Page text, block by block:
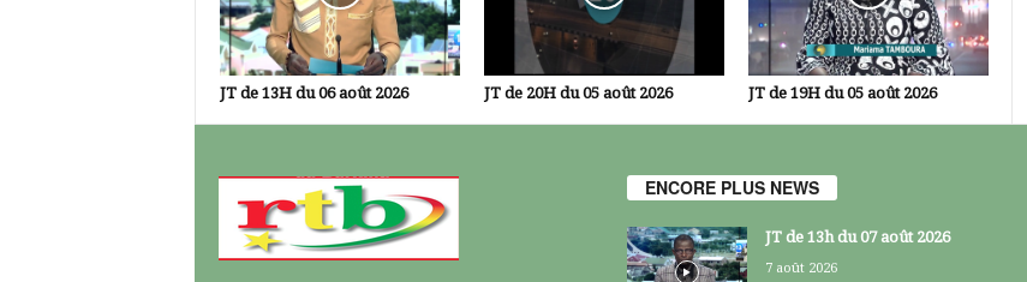
JT de 13H du 06 août 2026 JT de 20H du 05 août 2026 JT de 19H du 05 août 2026
ENCORE PLUS NEWS
JT de 13h du 07 août 2026
7 août 2026